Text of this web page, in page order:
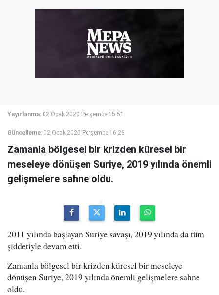
Yayınlanma: 02 Ocak 2020 Perşembe 15:51
Güncelleme: 02 Ocak 2020 Perşembe 16:26
Zamanla bölgesel bir krizden küresel bir
meseleye dönüşen Suriye, 2019 yılında önemli
gelişmelere sahne oldu.
2011 yılında başlayan Suriye savaşı, 2019 yılında da tüm
şiddetiyle devam etti.
Zamanla bölgesel bir krizden küresel bir meseleye
dönüşen Suriye, 2019 yılında önemli gelişmelere sahne
oldu.